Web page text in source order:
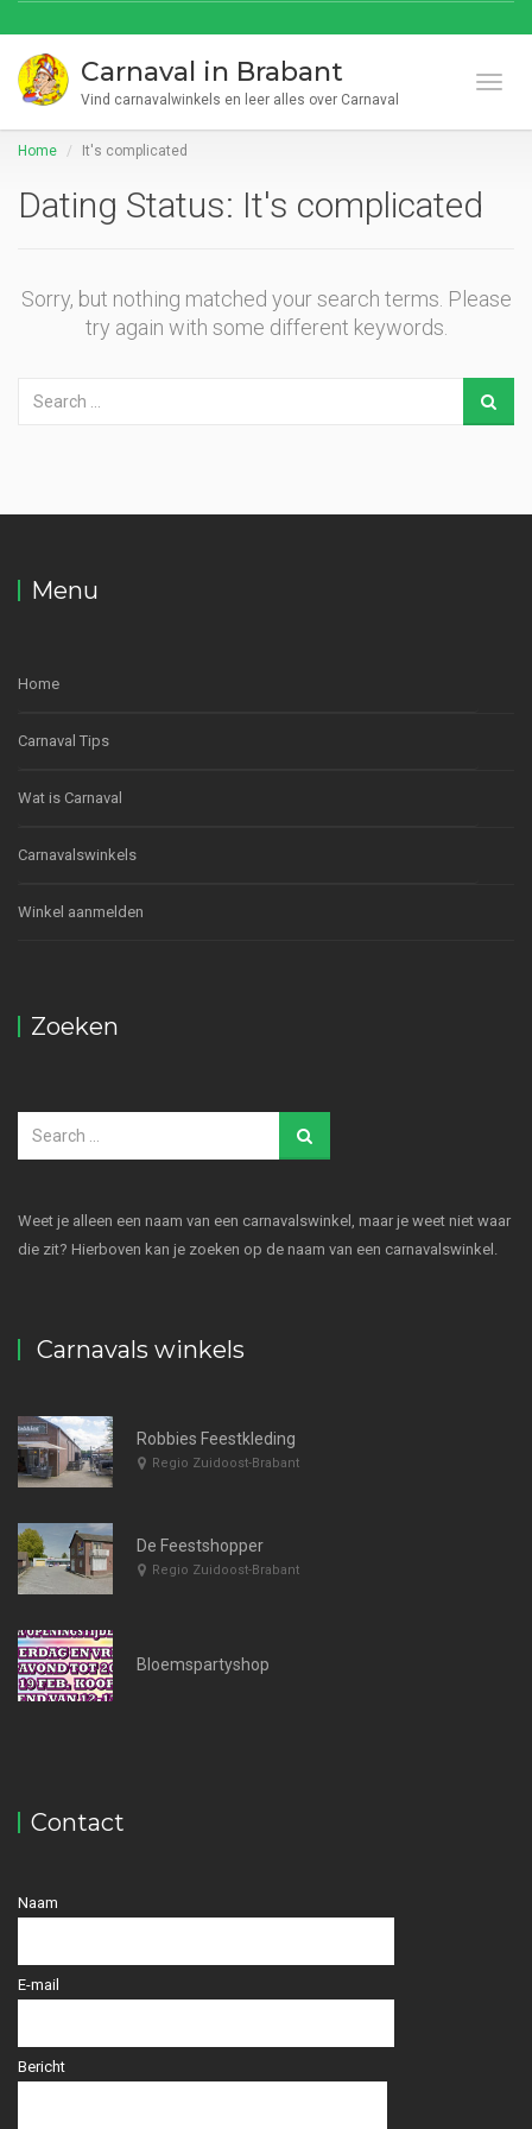
Carnaval in Brabant
Vind carnavalwinkels en leer alles over Carnaval
Home It's complicated
Dating Status: It's complicated
Sorry, but nothing matched your search terms. Please
try again with some different keywords.
Menu
Home
Carnaval Tips
Wat is Carnaval
Carnavalswinkels
Winkel aanmelden
Zoeken
Weet je alleen een naam van een carnavalswinkel, maar je weet niet waar
die zit? Hierboven kan je zoeken op de naam van een carnavalswinkel.
Carnavals winkels
Robbies Feestkleding
Regio Zuidoost-Brabant
De Feestshopper
Regio Zuidoost-Brabant
Bloemspartyshop
Contact
Naam
E-mail
Bericht